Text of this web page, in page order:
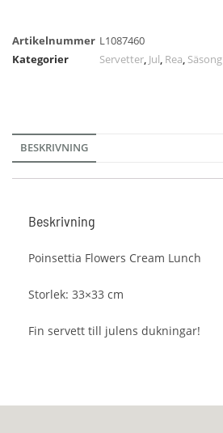
Artikelnummer L1087460
Kategorier
Servetter, Jul, Rea, Säsong
BESKRIVNING
Beskrivning
Poinsettia Flowers Cream Lunch
Storlek: 33×33 cm
Fin servett till julens dukningar!